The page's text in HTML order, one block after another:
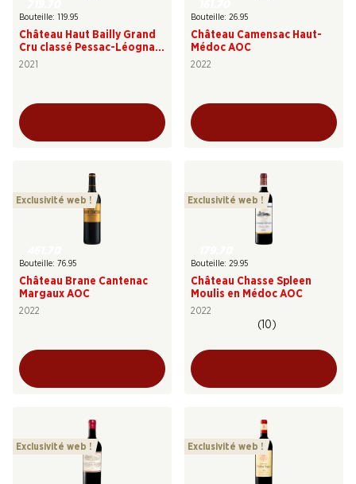
Bouteille: 119.95
Château Haut Bailly Grand
Cru classé Pessac-Léognan
AOC
2021
Bouteille: 26.95
Château Camensac Haut-
Médoc AOC
2022
Exclusivité web !
Bouteille: 76.95
Château Brane Cantenac
Margaux AOC
2022
Exclusivité web !
Bouteille: 29.95
Château Chasse Spleen
Moulis en Médoc AOC
2022
(10)
Exclusivité web ! Exclusivité web !